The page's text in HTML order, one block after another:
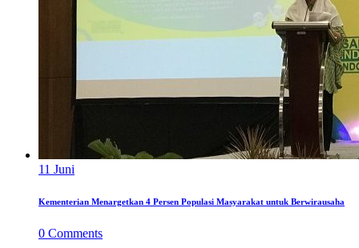
11 Juni
Kementerian Menargetkan 4 Persen Populasi Masyarakat untuk Berwirausaha
0 Comments